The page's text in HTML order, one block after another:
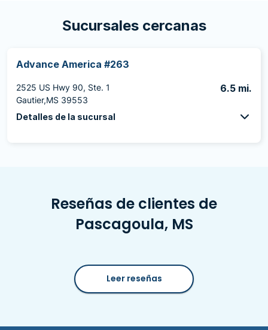
Sucursales cercanas
Advance America #263
2525 US Hwy 90, Ste. 1
Gautier,MS 39553
6.5 mi.
Detalles de la sucursal
Reseñas de clientes de
Pascagoula, MS
Leer reseñas